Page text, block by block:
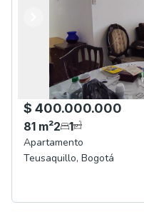
$ 400.000.000
81 m²2 1
Apartamento
Teusaquillo, Bogotá